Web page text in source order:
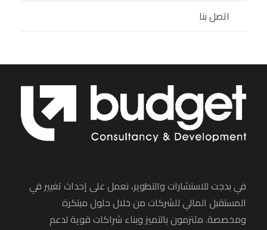
اتصل بنا
في بدجت للاستشارات والتطوير، نعمل على إحداث تغيير في
المستقبل المالي للشركات من خلال حلول مبتكرة
ومخصصة. ملتزمون بالتميز وبناء شراكات قوية لدعم